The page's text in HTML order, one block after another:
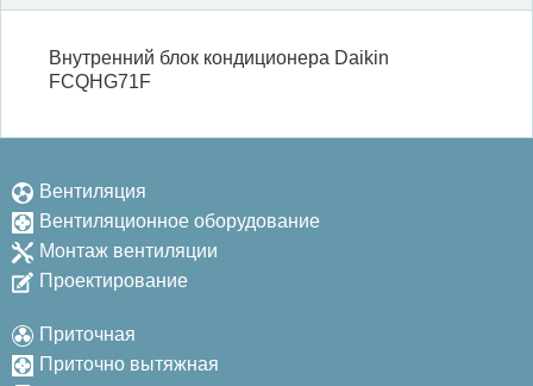
Внутренний блок кондиционера Daikin
FCQHG71F
Вентиляция
Вентиляционное оборудование
Монтаж вентиляции
Проектирование
Приточная
Приточно вытяжная